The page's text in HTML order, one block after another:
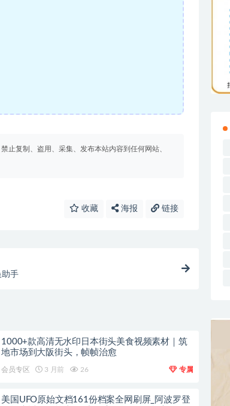
止复制、盗用、采集、发布本站内容到任何网站、
收藏 海报 链接
助手
1000+款高清无水印日本街头美食视频素材｜筑
地市场到大阪街头，帧帧治愈
会员专区 3 月前 26 专属
美国UFO原始文档161份档案全网刷屏_阿波罗登